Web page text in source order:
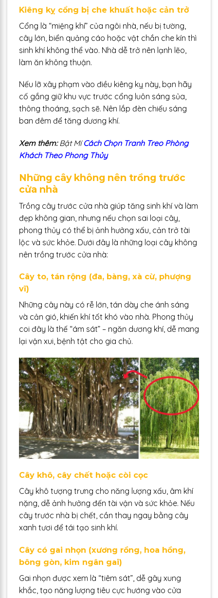
Kiêng kỵ cổng bị che khuất hoặc cản trở
Cổng là “miệng khí” của ngôi nhà, nếu bị tường,
cây lớn, biển quảng cáo hoặc vật chắn che kín thì
sinh khí không thể vào. Nhà dễ trở nên lạnh lẽo,
làm ăn không thuận.
Nếu lỡ xây phạm vào điều kiêng kỵ này, bạn hãy
cố gắng giữ khu vực trước cổng luôn sáng sủa,
thông thoáng, sạch sẽ. Nên lắp đèn chiếu sáng
ban đêm để tăng dương khí.
Xem thêm:Bật MíCách Chọn Tranh Treo Phòng
Khách Theo Phong Thủy
Những cây không nên trồng trước
cửa nhà
Trồng cây trước cửa nhà giúp tăng sinh khí và làm
đẹp không gian, nhưng nếu chọn sai loại cây,
phong thủy có thể bị ảnh hưởng xấu, cản trở tài
lộc và sức khỏe. Dưới đây là những loại cây không
nên trồng trước cửa nhà:
Cây to, tán rộng (đa, bàng, xà cừ, phượng
vĩ)
Những cây này có rễ lớn, tán dày che ánh sáng
và cản gió, khiến khí tốt khó vào nhà. Phong thủy
coi đây là thế “ám sát” – ngăn dương khí, dễ mang
lại vận xui, bệnh tật cho gia chủ.
Cây khô, cây chết hoặc còi cọc
Cây khô tượng trưng cho năng lượng xấu, âm khí
nặng, dễ ảnh hưởng đến tài vận và sức khỏe. Nếu
cây trước nhà bị chết, cần thay ngay bằng cây
xanh tươi để tái tạo sinh khí.
Cây có gai nhọn (xương rồng, hoa hồng,
bông gòn, kim ngân gai)
Gai nhọn được xem là “tiêm sát”, dễ gây xung
khắc, tạo năng lượng tiêu cực hướng vào cửa